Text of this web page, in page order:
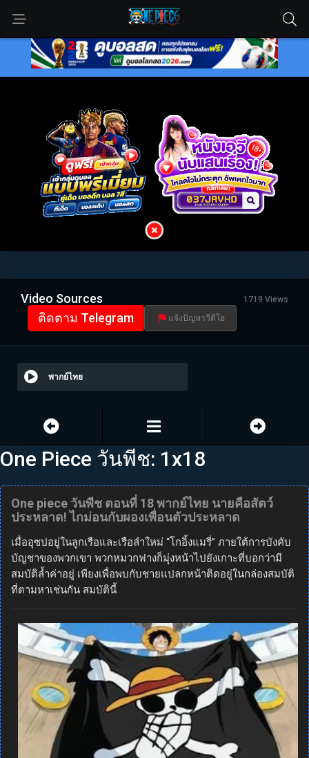
Video Sources 1719 Views
ติดตาม Telegram แจ้งปัญหาวีดีโอ
พากย์ไทย
One Piece วันพีช: 1x18
One piece วันพีช ตอนที่ 18 พากย์ไทย นายคือสัตว์
ประหลาด! ไกม่อนกับผองเพื่อนตัวประหลาด
เมื่ออุซปอยู่ในลูกเรือและเรือลำใหม่ “โกอิ้งแมรี่” ภายใต้การบังคับ
บัญชาของพวกเขา พวกหมวกฟางก็มุ่งหน้าไปยังเกาะที่บอกว่ามี
สมบัติล้ำค่าอยู่ เพียงเพื่อพบกับชายแปลกหน้าติดอยู่ในกล่องสมบัติ
ที่ตามหาเช่นกัน สมบัตินี้